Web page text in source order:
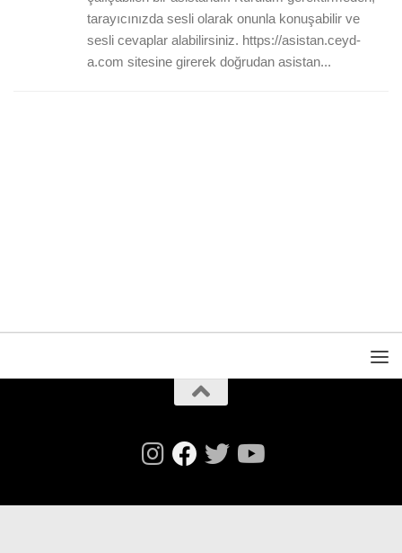
tarayıcınızda sesli olarak onunla konuşabilir ve
sesli cevaplar alabilirsiniz. https://asistan.ceyd-
a.com sitesine girerek doğrudan asistan...